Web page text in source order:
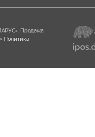
Продажа
Политика